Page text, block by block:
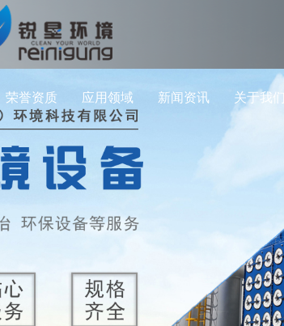
荣誉资质 应用领域 新闻资讯 关于我们